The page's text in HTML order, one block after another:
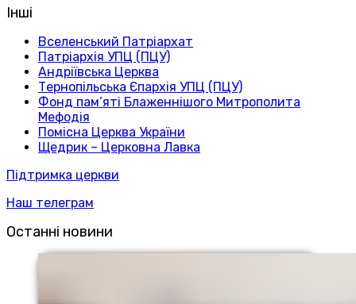
Інші
Вселенський Патріархат
Патріархія УПЦ (ПЦУ)
Андріївська Церква
Тернопільська Єпархія УПЦ (ПЦУ)
Фонд пам’яті Блаженнішого Митрополита
Мефодія
Помісна Церква України
Щедрик – Церковна Лавка
Підтримка церкви
Наш телеграм
Останні новини